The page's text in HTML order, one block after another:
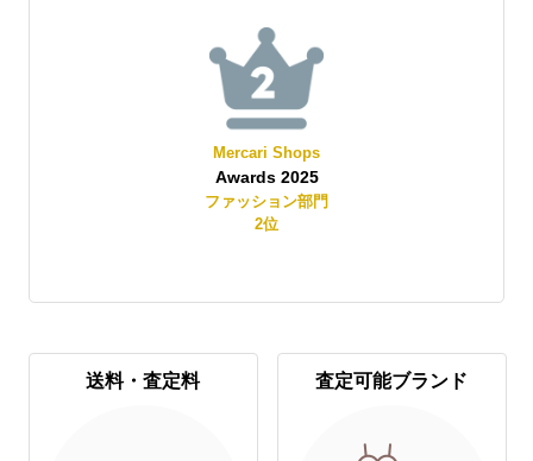
Mercari Shops
Awards 2025
ファッション部門
2位
送料・査定料 査定可能ブランド